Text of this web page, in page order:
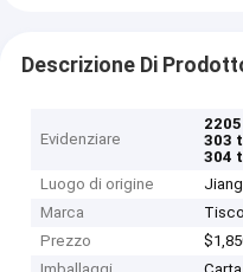
Descrizione Di
Evidenziare
303
304
Luogo di origine
Marca
Prezzo